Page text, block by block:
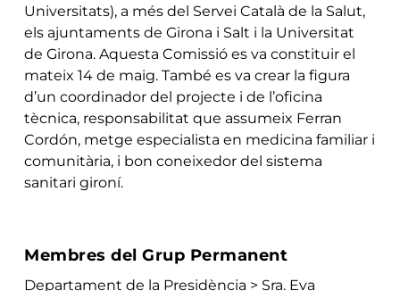
Universitats), a més del Servei Català de la Salut,
els ajuntaments de Girona i Salt i la Universitat
de Girona. Aquesta Comissió es va constituir el
mateix 14 de maig. També es va crear la figura
d’un coordinador del projecte i de l’oficina
tècnica, responsabilitat que assumeix Ferran
Cordón, metge especialista en medicina familiar i
comunitària, i bon coneixedor del sistema
sanitari gironí.
Membres del Grup Permanent
Departament de la Presidència > Sra. Eva